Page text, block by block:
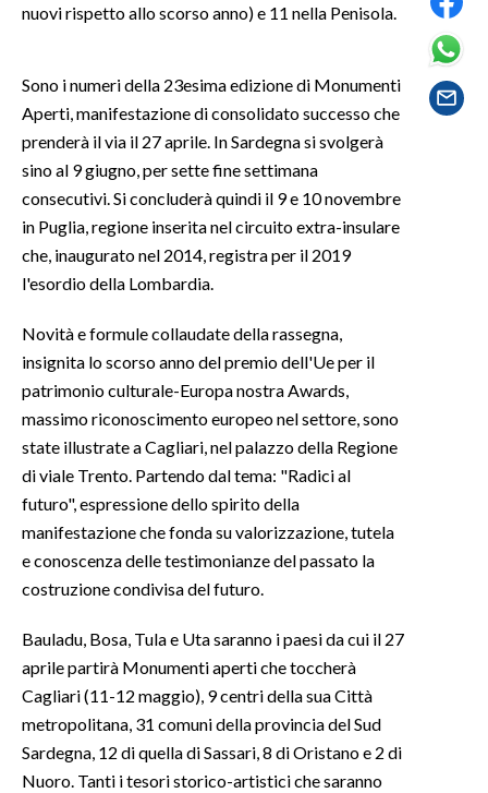
SPETTACOLI
SARDEGNA TURISMO
EVENTI
INSULARITÀ
INFO AZIENDE
ANNUNCI
NECROLOGI
PUBBLICITÀ
SPIAGGE
nuovi rispetto allo scorso anno) e 11 nella Penisola.
Sono i numeri della 23esima edizione di Monumenti
Aperti, manifestazione di consolidato successo che
prenderà il via il 27 aprile. In Sardegna si svolgerà
sino al 9 giugno, per sette fine settimana
consecutivi. Si concluderà quindi il 9 e 10 novembre
in Puglia, regione inserita nel circuito extra-insulare
che, inaugurato nel 2014, registra per il 2019
l'esordio della Lombardia.
Novità e formule collaudate della rassegna,
insignita lo scorso anno del premio dell'Ue per il
patrimonio culturale-Europa nostra Awards,
massimo riconoscimento europeo nel settore, sono
state illustrate a Cagliari, nel palazzo della Regione
di viale Trento. Partendo dal tema: "Radici al
futuro", espressione dello spirito della
manifestazione che fonda su valorizzazione, tutela
e conoscenza delle testimonianze del passato la
costruzione condivisa del futuro.
Bauladu, Bosa, Tula e Uta saranno i paesi da cui il 27
aprile partirà Monumenti aperti che toccherà
Cagliari (11-12 maggio), 9 centri della sua Città
metropolitana, 31 comuni della provincia del Sud
Sardegna, 12 di quella di Sassari, 8 di Oristano e 2 di
Nuoro. Tanti i tesori storico-artistici che saranno